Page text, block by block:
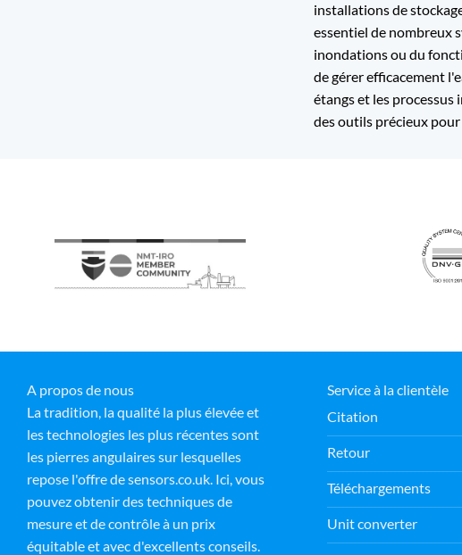
installations de
essentiel de nombreux
inondations ou du
de gérer efficacement
étangs et les
des outils précieux
A propos de nous
La tradition, la qualité la plus élevée et
les technologies les plus récentes sont
les pierres angulaires sur lesquelles
repose l'offre de sensors.co.uk. Ici, vous
pouvez obtenir des techniques de
mesure et de contrôle à un prix
équitable et avec d'excellents conseils.
Service à la clientèle
Citation
Retour
Téléchargements
Unit converter